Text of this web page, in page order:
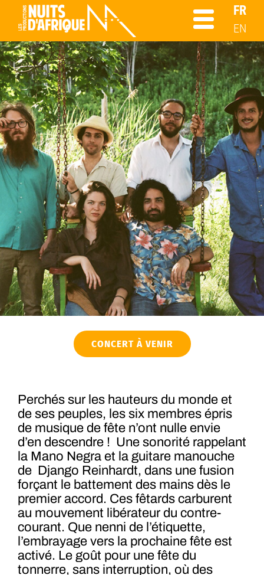
FR
EN
CONCERT À VENIR
Perchés sur les hauteurs du monde et
de ses peuples, les six membres épris
de musique de fête n’ont nulle envie
d’en descendre ! Une sonorité rappelant
la Mano Negra et la guitare manouche
de Django Reinhardt, dans une fusion
forçant le battement des mains dès le
premier accord. Ces fêtards carburent
au mouvement libérateur du contre-
courant. Que nenni de l’étiquette,
l’embrayage vers la prochaine fête est
activé. Le goût pour une fête du
tonnerre, sans interruption, où des